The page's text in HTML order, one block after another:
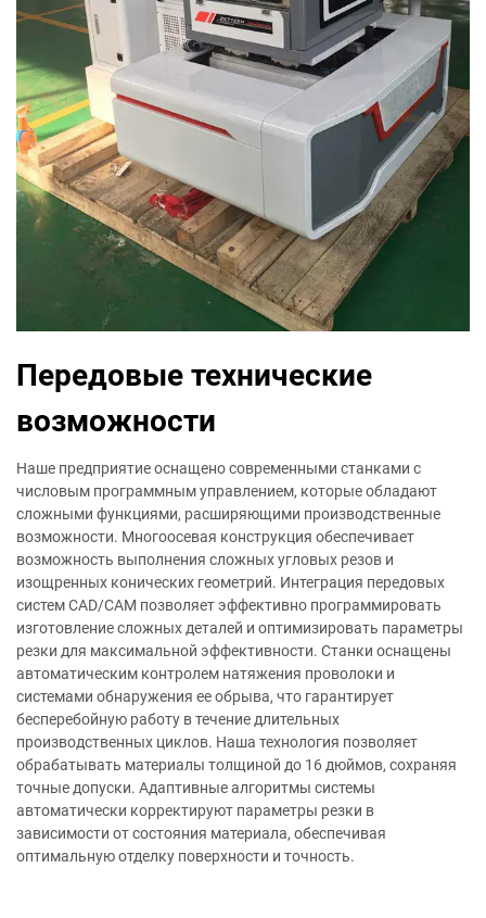
Передовые технические
возможности
Наше предприятие оснащено современными станками с
числовым программным управлением, которые обладают
сложными функциями, расширяющими производственные
возможности. Многоосевая конструкция обеспечивает
возможность выполнения сложных угловых резов и
изощренных конических геометрий. Интеграция передовых
систем CAD/CAM позволяет эффективно программировать
изготовление сложных деталей и оптимизировать параметры
резки для максимальной эффективности. Станки оснащены
автоматическим контролем натяжения проволоки и
системами обнаружения ее обрыва, что гарантирует
бесперебойную работу в течение длительных
производственных циклов. Наша технология позволяет
обрабатывать материалы толщиной до 16 дюймов, сохраняя
точные допуски. Адаптивные алгоритмы системы
автоматически корректируют параметры резки в
зависимости от состояния материала, обеспечивая
оптимальную отделку поверхности и точность.